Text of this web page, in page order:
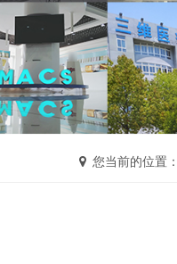
您当前的位置